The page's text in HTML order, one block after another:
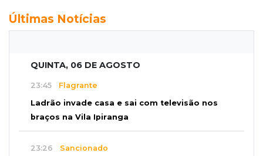
Últimas Notícias
QUINTA, 06 DE AGOSTO
23:45 Flagrante
Ladrão invade casa e sai com televisão nos
braços na Vila Ipiranga
23:26 Sancionado